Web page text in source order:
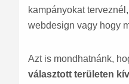
kampányokat
webdesign vagy hogy
Azt is mondhatnánk,
választott területen